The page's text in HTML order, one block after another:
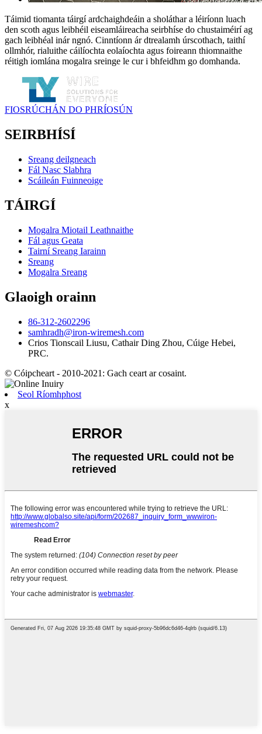
Táimid tiomanta táirgí ardchaighdeáin a sholáthar a léiríonn luach
den scoth agus leibhéil eiseamláireacha seirbhíse do chustaiméirí ag
gach leibhéal inár ngnó. Cinntíonn ár dtrealamh úrscothach, taithí
ollmhór, rialuithe cáilíochta eolaíochta agus foireann thiomnaithe
réitigh iomlána mogalra sreinge le cur i bhfeidhm go domhanda.
FIOSRÚCHÁN DO PHRÍOSÚN
SEIRBHÍSÍ
Sreang deilgneach
Fál Nasc Slabhra
Scáileán Fuinneoige
TÁIRGÍ
Mogalra Miotail Leathnaithe
Fál agus Geata
Tairní Sreang Iarainn
Sreang
Mogalra Sreang
Glaoigh orainn
86-312-2602296
samhradh@iron-wiremesh.com
Crios Tionscail Liusu, Cathair Ding Zhou, Cúige Hebei,
PRC.
© Cóipcheart - 2010-2021: Gach ceart ar cosaint.
Seol Ríomhphost
x